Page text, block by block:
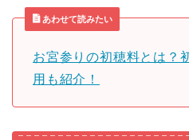
あわせて読みたい
お宮参りの初穂料とは？
用も紹介！